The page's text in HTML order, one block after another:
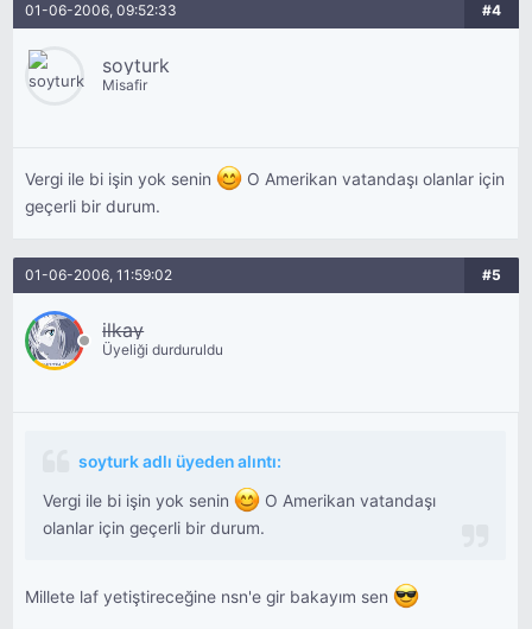
01-06-2006, 09:52:33 #4
soyturk
Misafir
Vergi ile bi işin yok senin
O Amerikan vatandaşı olanlar için
geçerli bir durum.
01-06-2006, 11:59:02 #5
ilkay
Üyeliği durduruldu
soyturk adlı üyeden alıntı:
Vergi ile bi işin yok senin
O Amerikan vatandaşı
olanlar için geçerli bir durum.
Millete laf yetiştireceğine nsn'e gir bakayım sen